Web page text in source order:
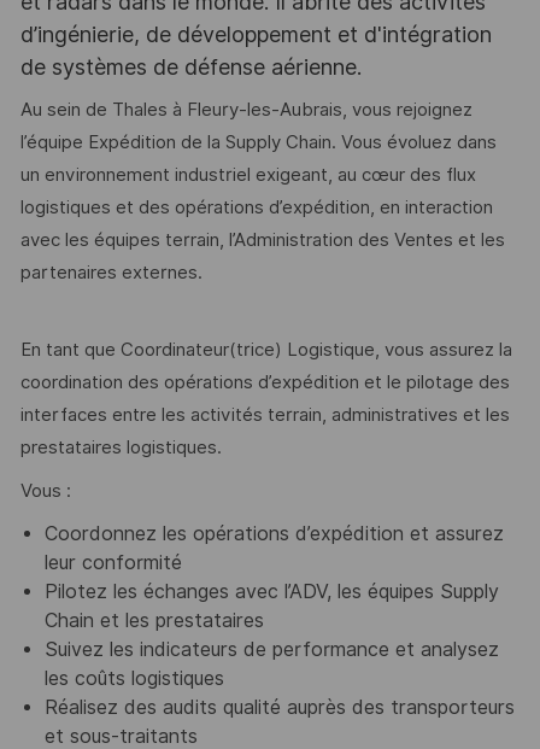
d’ingénierie, de développement et d'intégration
de systèmes de défense aérienne.
Au sein de Thales à Fleury-les-Aubrais, vous rejoignez
l’équipe Expédition de la Supply Chain. Vous évoluez dans
un environnement industriel exigeant, au cœur des flux
logistiques et des opérations d’expédition, en interaction
avec les équipes terrain, l’Administration des Ventes et les
partenaires externes.
En tant que Coordinateur(trice) Logistique, vous assurez la
coordination des opérations d’expédition et le pilotage des
interfaces entre les activités terrain, administratives et les
prestataires logistiques.
Vous :
Coordonnez les opérations d’expédition et assurez
leur conformité
Pilotez les échanges avec l’ADV, les équipes Supply
Chain et les prestataires
Suivez les indicateurs de performance et analysez
les coûts logistiques
Réalisez des audits qualité auprès des transporteurs
et sous-traitants